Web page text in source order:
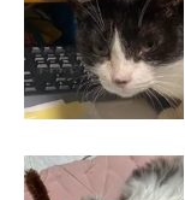
関連記事:
コロ
「1か
けられ
て。し